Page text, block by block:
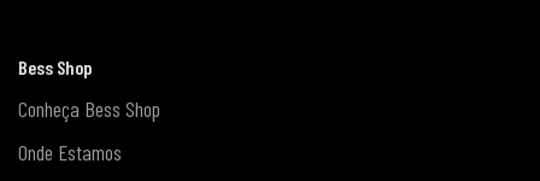
Bess Shop
Conheça Bess Shop
Onde Estamos